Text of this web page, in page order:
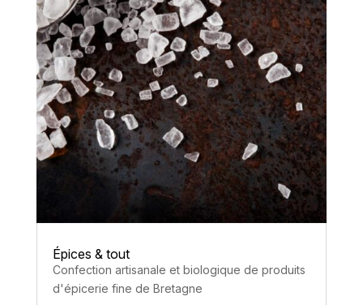
Épices & tout
Confection artisanale et biologique de produits
d'épicerie fine de Bretagne